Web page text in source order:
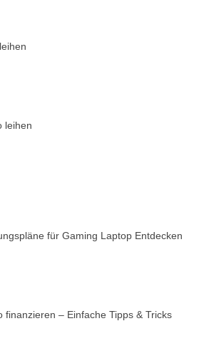
leihen
für Gaming Laptop Entdecken
finanzieren – Einfache Tipps & Tricks